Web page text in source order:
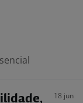
18 jun